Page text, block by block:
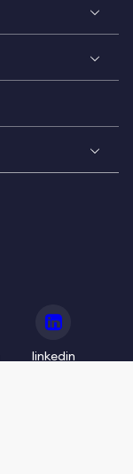
linkedin